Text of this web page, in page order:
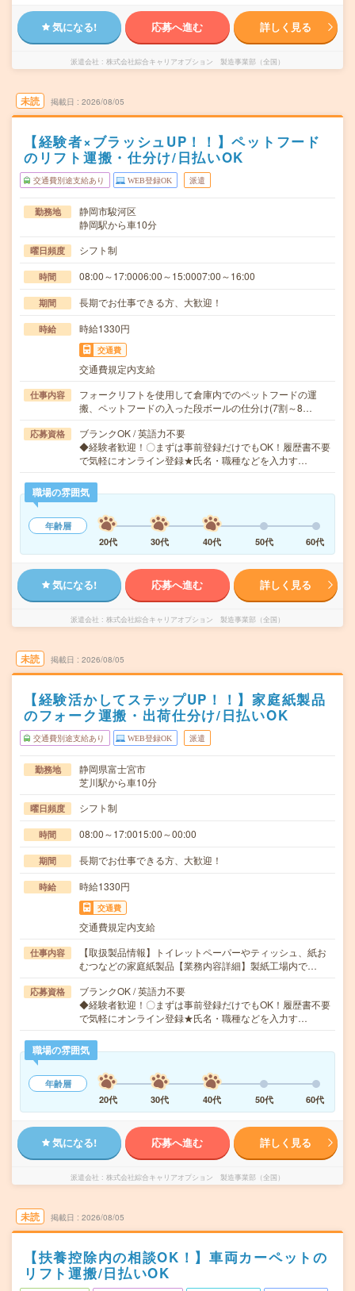
気になる! 応募へ進む 詳しく見る
派遣会社 株式会社綜合キャリアオプション 製造事業部（全国）
未読 掲載日 2026/08/05
【経験者×ブラッシュUP！！】ペットフード
のリフト運搬・仕分け/日払いOK
交通費別途支給あり WEB登録OK 派遣
勤務地
静岡市駿河区
静岡駅から車10分
曜日頻度 シフト制
時間 08:00～17:0006:00～15:0007:00～16:00
期間 長期でお仕事できる方、大歓迎！
時給 時給1330円
交通費
交通費規定内支給
仕事内容
フォークリフトを使用して倉庫内でのペットフードの運
搬、ペットフードの入った段ボールの仕分け(7割～8…
応募資格
ブランクOK / 英語力不要
◆経験者歓迎！〇まずは事前登録だけでもOK！履歴書不要
で気軽にオンライン登録★氏名・職種などを入力す…
職場の雰囲気
年齢層
20代
30代 40代 50代 60代
気になる! 応募へ進む 詳しく見る
派遣会社 株式会社綜合キャリアオプション 製造事業部（全国）
未読 掲載日 2026/08/05
【経験活かしてステップUP！！】家庭紙製品
のフォーク運搬・出荷仕分け/日払いOK
交通費別途支給あり WEB登録OK 派遣
勤務地
静岡県富士宮市
芝川駅から車10分
曜日頻度 シフト制
時間 08:00～17:0015:00～00:00
期間 長期でお仕事できる方、大歓迎！
時給 時給1330円
交通費
交通費規定内支給
仕事内容
【取扱製品情報】トイレットペーパーやティッシュ、紙お
むつなどの家庭紙製品【業務内容詳細】製紙工場内で…
応募資格
ブランクOK / 英語力不要
◆経験者歓迎！〇まずは事前登録だけでもOK！履歴書不要
で気軽にオンライン登録★氏名・職種などを入力す…
職場の雰囲気
年齢層
20代
30代 40代 50代 60代
気になる! 応募へ進む 詳しく見る
派遣会社 株式会社綜合キャリアオプション 製造事業部（全国）
未読 掲載日 2026/08/05
【扶養控除内の相談OK！】車両カーペットの
リフト運搬/日払いOK